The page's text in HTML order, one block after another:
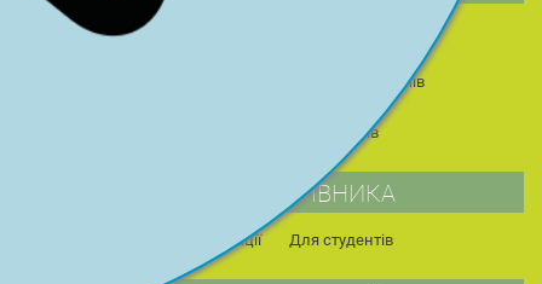
Страхові поняття та терміни
Захист прав споживачів
Страхові продукти страхових компаній партнерів
СТОРІНКА КЕРІВНИКА
Публікації Для студентів